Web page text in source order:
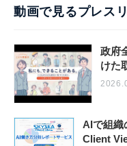
動画で見るプレス
政府
けた
AIで組織
Client